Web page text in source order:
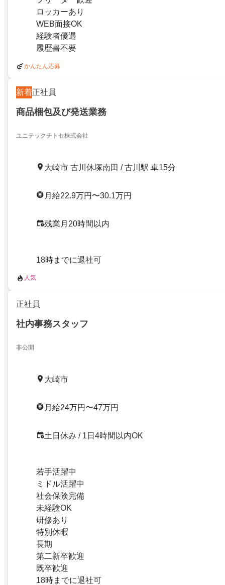
ロッカーあり
WEB面接OK
経験者優遇
履歴書不要
かんたん応募
新着正社員
商品梱包及び発送業務
ユニテックチトセ株式会社
大崎市 古川休塚南田 / 古川駅 車15分
月給22.9万円〜30.1万円
残業月20時間以内
18時までに退社可
人気
正社員
社内事務スタッフ
非公開
大崎市
月給24万円〜47万円
土日休み / 1日4時間以内OK
若手活躍中
ミドル活躍中
社会保険完備
未経験OK
研修あり
特別休暇
長期
第二新卒歓迎
既卒歓迎
18時までに退社可